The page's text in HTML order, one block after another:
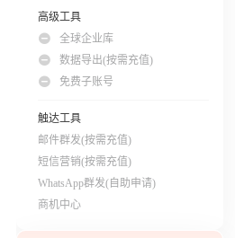
高级工具
全球企业库
数据导出(按需充值)
免费子账号
触达工具
邮件群发(按需充值)
短信营销(按需充值)
WhatsApp群发(自助申请)
商机中心